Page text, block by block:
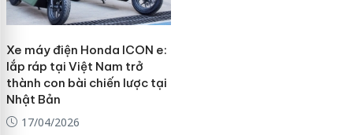
Xe máy điện Honda ICON e:
lắp ráp tại Việt Nam trở
thành con bài chiến lược tại
Nhật Bản
17/04/2026